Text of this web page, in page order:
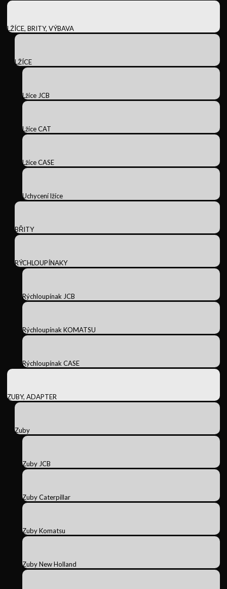
LŽÍCE, BRITY, VÝBAVA
LŽÍCE
Lžíce JCB
Lžíce CAT
Lžíce CASE
Uchycení lžíce
BŘITY
RÝCHLOUPÍNAKY
Rýchloupínak JCB
Rýchloupínak KOMATSU
Rýchloupínak CASE
ZUBY, ADAPTER
Zuby
Zuby JCB
Zuby Caterpillar
Zuby Komatsu
Zuby New Holland